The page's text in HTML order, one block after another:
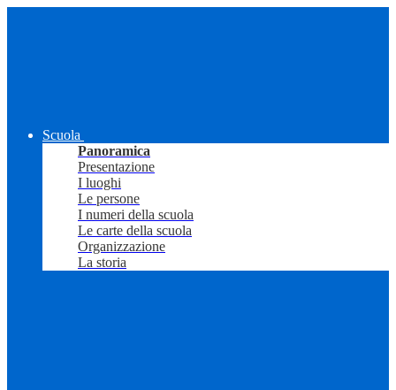
Scuola
Panoramica
Presentazione
I luoghi
Le persone
I numeri della scuola
Le carte della scuola
Organizzazione
La storia